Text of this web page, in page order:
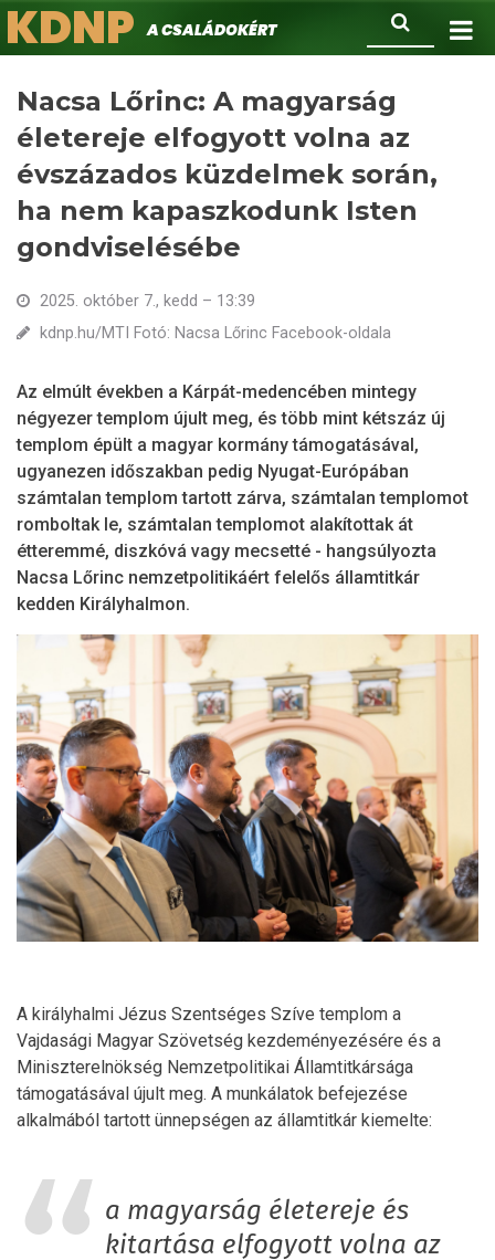
Ugrás
a
Keresés
KDNPA családokért.
Nacsa Lőrinc: A magyarság
életereje elfogyott volna az
évszázados küzdelmek során,
ha nem kapaszkodunk Isten
gondviselésébe
2025. október 7., kedd – 13:39
kdnp.hu/MTI Fotó: Nacsa Lőrinc Facebook-oldala
Az elmúlt években a Kárpát-medencében mintegy
négyezer templom újult meg, és több mint kétszáz új
templom épült a magyar kormány támogatásával,
ugyanezen időszakban pedig Nyugat-Európában
számtalan templom tartott zárva, számtalan templomot
romboltak le, számtalan templomot alakítottak át
étteremmé, diszkóvá vagy mecsetté - hangsúlyozta
Nacsa Lőrinc nemzetpolitikáért felelős államtitkár
kedden Királyhalmon.
A királyhalmi Jézus Szentséges Szíve templom a
Vajdasági Magyar Szövetség kezdeményezésére és a
Miniszterelnökség Nemzetpolitikai Államtitkársága
támogatásával újult meg. A munkálatok befejezése
alkalmából tartott ünnepségen az államtitkár kiemelte:
a magyarság életereje és
kitartása elfogyott volna az